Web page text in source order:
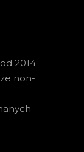
2014
non-